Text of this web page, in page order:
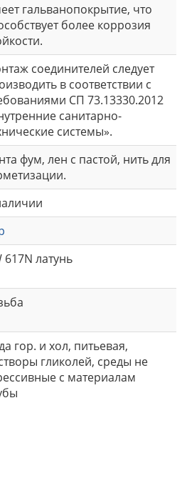
гальванопокрытие, что
более коррозия
соединителей следует
в соответствии с
СП 73.13330.2012
санитарно-
системы».
фум, лен с пастой, нить для
617N латунь
гор. и хол, питьевая,
гликолей, среды не
с материалам